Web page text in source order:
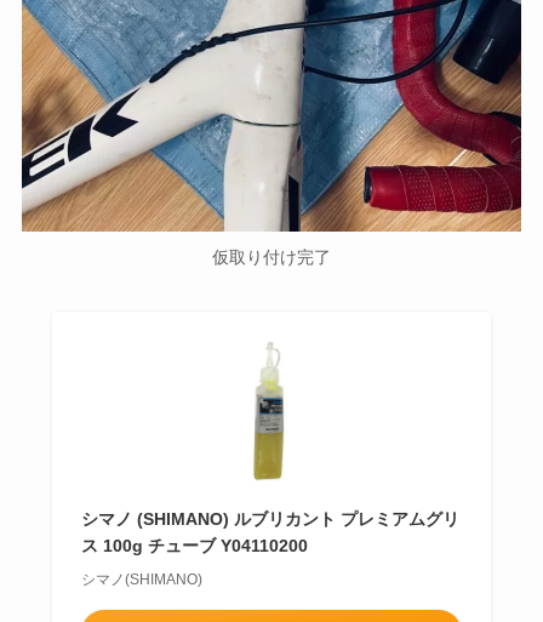
仮取り付け完了
シマノ (SHIMANO) ルブリカント プレミアムグリ
ス 100g チューブ Y04110200
シマノ(SHIMANO)